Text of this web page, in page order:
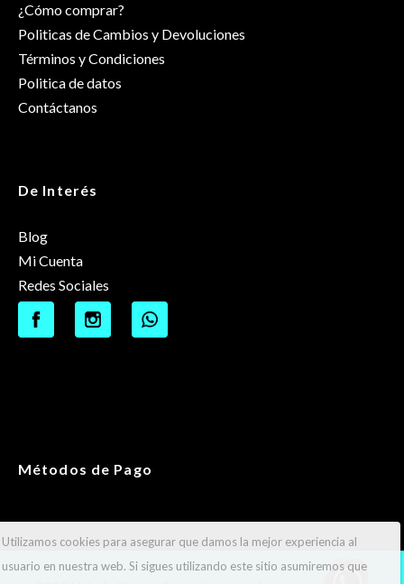
¿Cómo comprar?
Politicas de Cambios y Devoluciones
Términos y Condiciones
Politica de datos
Contáctanos
De Interés
Blog
Mi Cuenta
Redes Sociales
Métodos de Pago
Utilizamos cookies para asegurar que damos la mejor experiencia al
usuario en nuestra web. Si sigues utilizando este sitio asumiremos que